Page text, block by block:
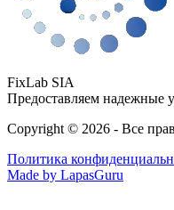
FixLab SIA
Предоставляем надежные
Copyright © 2026 - Все
Политика
Made by LapasGuru